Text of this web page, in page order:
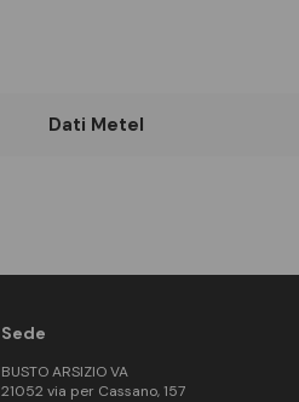
Dati Metel
Sede
BUSTO ARSIZIO VA
21052 via per Cassano, 157